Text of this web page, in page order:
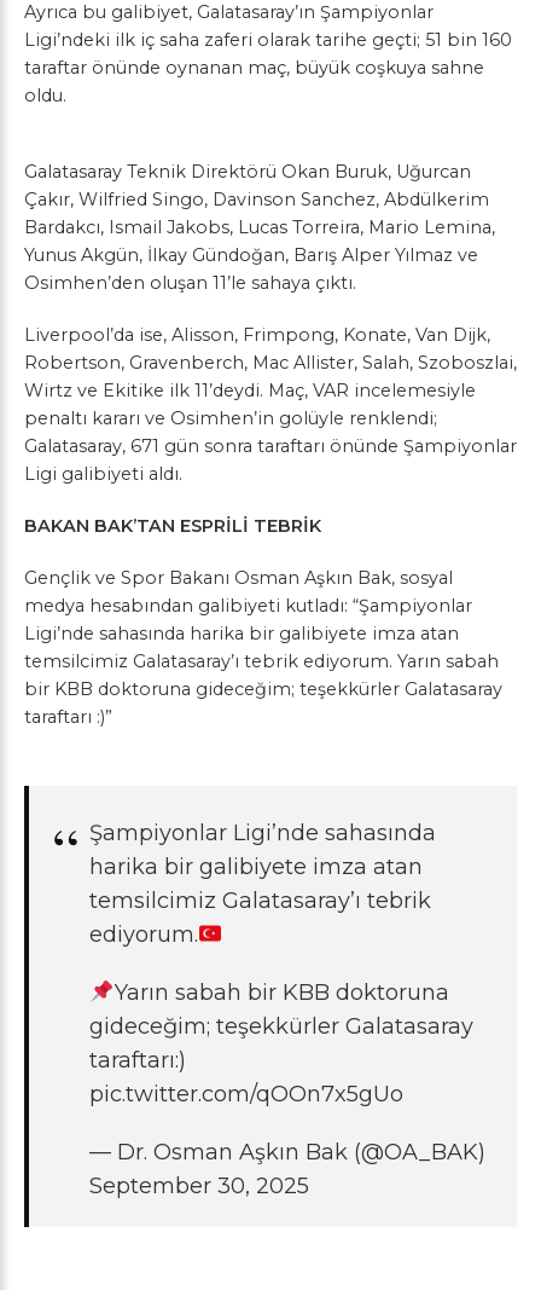
Ayrıca bu galibiyet, Galatasaray’ın Şampiyonlar
Ligi’ndeki ilk iç saha zaferi olarak tarihe geçti; 51 bin 160
taraftar önünde oynanan maç, büyük coşkuya sahne
oldu.
Galatasaray Teknik Direktörü Okan Buruk, Uğurcan
Çakır, Wilfried Singo, Davinson Sanchez, Abdülkerim
Bardakcı, Ismail Jakobs, Lucas Torreira, Mario Lemina,
Yunus Akgün, İlkay Gündoğan, Barış Alper Yılmaz ve
Osimhen’den oluşan 11’le sahaya çıktı.
Liverpool’da ise, Alisson, Frimpong, Konate, Van Dijk,
Robertson, Gravenberch, Mac Allister, Salah, Szoboszlai,
Wirtz ve Ekitike ilk 11’deydi. Maç, VAR incelemesiyle
penaltı kararı ve Osimhen’in golüyle renklendi;
Galatasaray, 671 gün sonra taraftarı önünde Şampiyonlar
Ligi galibiyeti aldı.
BAKAN BAK’TAN ESPRİLİ TEBRİK
Gençlik ve Spor Bakanı Osman Aşkın Bak, sosyal
medya hesabından galibiyeti kutladı: “Şampiyonlar
Ligi’nde sahasında harika bir galibiyete imza atan
temsilcimiz Galatasaray’ı tebrik ediyorum. Yarın sabah
bir KBB doktoruna gideceğim; teşekkürler Galatasaray
taraftarı :)”
Şampiyonlar Ligi’nde sahasında
harika bir galibiyete imza atan
temsilcimiz Galatasaray’ı tebrik
ediyorum.
Yarın sabah bir KBB doktoruna
gideceğim; teşekkürler Galatasaray
taraftarı:)
pic.twitter.com/qOOn7x5gUo
— Dr. Osman Aşkın Bak (@OA_BAK)
September 30, 2025